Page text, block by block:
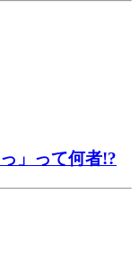
」って何者!?